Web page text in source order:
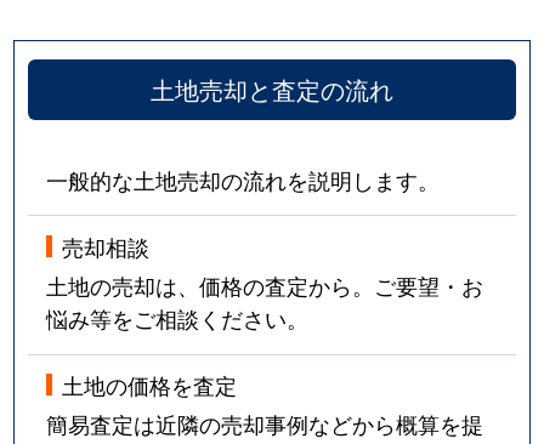
土地売却と査定の流れ
一般的な土地売却の流れを説明します。
売却相談
土地の売却は、価格の査定から。ご要望・お
悩み等をご相談ください。
土地の価格を査定
簡易査定は近隣の売却事例などから概算を提